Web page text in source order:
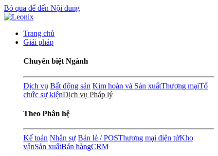
Bỏ qua để đến Nội dung
Trang chủ
Giải pháp
Chuyên biệt Ngành
Dịch vụ Bất động sản Kim hoàn và Sản xuấtThương mạiTổ
chức sự kiệnDịch vụ Pháp lý
Theo Phân hệ
Kế toán Nhân sự Bán lẻ / POSThương mại điện tửKho
vậnSản xuấtBán hàngCRM